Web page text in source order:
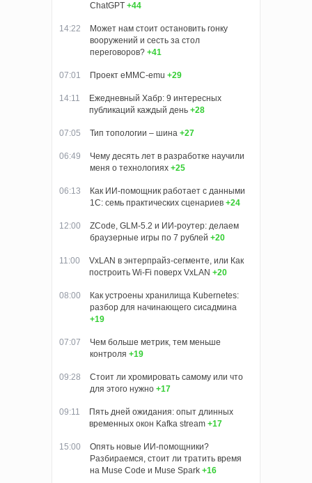
ChatGPT +44
14:22
Может нам стоит остановить гонку
вооружений и сесть за стол
переговоров? +41
07:01 Проект eMMC-emu +29
14:11
Ежедневный Хабр: 9 интересных
публикаций каждый день +28
07:05 Тип топологии – шина +27
06:49
Чему десять лет в разработке научили
меня о технологиях +25
06:13
Как ИИ-помощник работает с данными
1С: семь практических сценариев +24
12:00
ZCode, GLM-5.2 и ИИ-роутер: делаем
браузерные игры по 7 рублей +20
11:00
VxLAN в энтерпрайз-сегменте, или Как
построить Wi-Fi поверх VxLAN +20
08:00
Как устроены хранилища Kubernetes:
разбор для начинающего сисадмина
+19
07:07
Чем больше метрик, тем меньше
контроля +19
09:28
Стоит ли хромировать самому или что
для этого нужно +17
09:11
Пять дней ожидания: опыт длинных
временных окон Kafka stream +17
15:00
Опять новые ИИ-помощники?
Разбираемся, стоит ли тратить время
на Muse Code и Muse Spark +16